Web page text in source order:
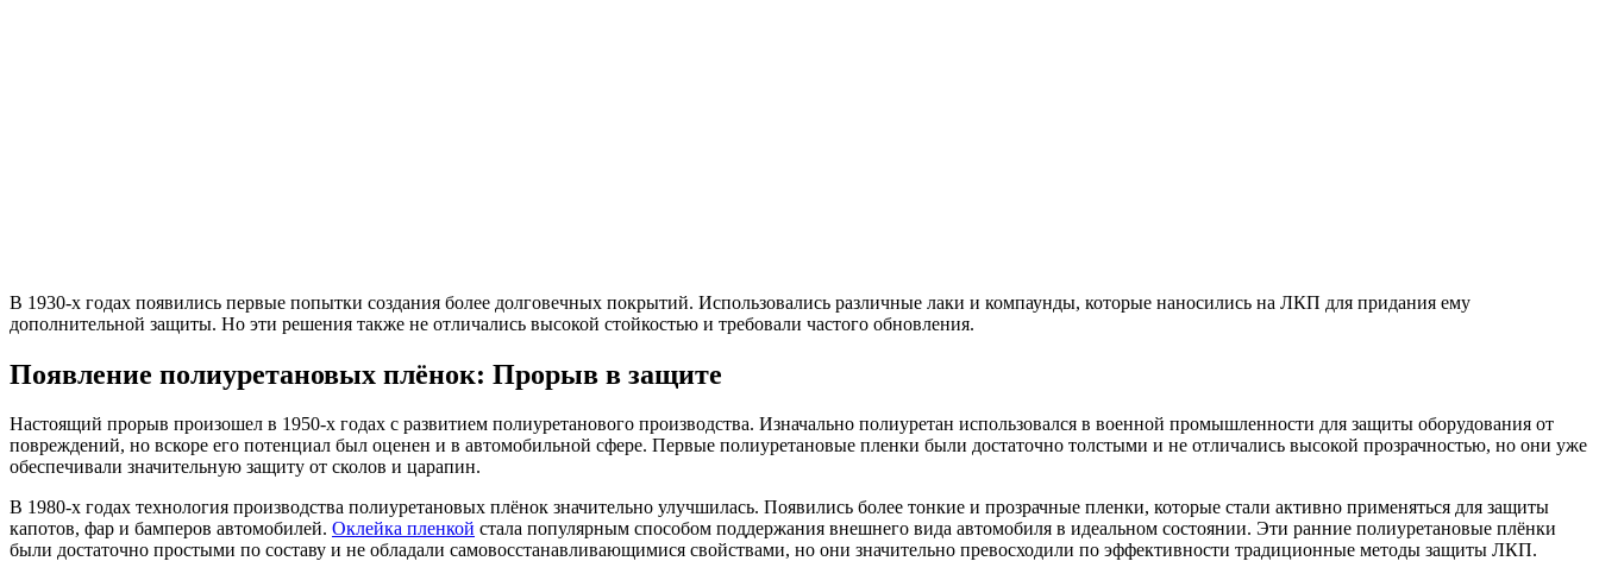
В 1930-х годах появились первые попытки создания более долговечных покрытий. Использовались различные лаки и компаунды, которые наносились на ЛКП для придания ему
дополнительной защиты. Но эти решения также не отличались высокой стойкостью и требовали частого обновления.
Появление полиуретановых плёнок: Прорыв в защите
Настоящий прорыв произошел в 1950-х годах с развитием полиуретанового производства. Изначально полиуретан использовался в военной промышленности для защиты оборудования от
повреждений, но вскоре его потенциал был оценен и в автомобильной сфере. Первые полиуретановые пленки были достаточно толстыми и не отличались высокой прозрачностью, но они уже
обеспечивали значительную защиту от сколов и царапин.
В 1980-х годах технология производства полиуретановых плёнок значительно улучшилась. Появились более тонкие и прозрачные пленки, которые стали активно применяться для защиты
капотов, фар и бамперов автомобилей. Оклейка пленкой стала популярным способом поддержания внешнего вида автомобиля в идеальном состоянии. Эти ранние полиуретановые плёнки
были достаточно простыми по составу и не обладали самовосстанавливающимися свойствами, но они значительно превосходили по эффективности традиционные методы защиты ЛКП.